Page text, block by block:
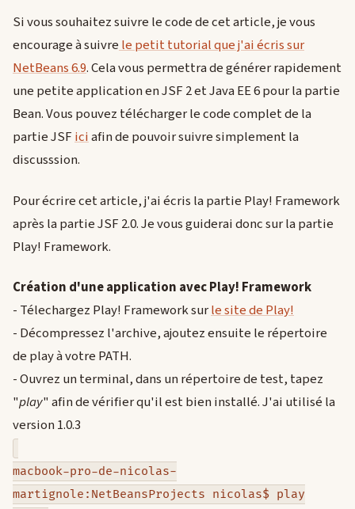
Si vous souhaitez suivre le code de cet article, je vous
encourage à suivrele petit tutorial que j'ai écris sur
NetBeans 6.9. Cela vous permettra de générer rapidement
une petite application en JSF 2 et Java EE 6 pour la partie
Bean. Vous pouvez télécharger le code complet de la
partie JSFiciafin de pouvoir suivre simplement la
discusssion.
Pour écrire cet article, j'ai écris la partie Play! Framework
après la partie JSF 2.0. Je vous guiderai donc sur la partie
Play! Framework.
Création d'une application avec Play! Framework
- Télechargez Play! Framework surle site de Play!
- Décompressez l'archive, ajoutez ensuite le répertoire
de play à votre PATH.
- Ouvrez un terminal, dans un répertoire de test, tapez
"play" afin de vérifier qu'il est bien installé. J'ai utilisé la
version 1.0.3
macbook-pro-de-nicolas-
martignole:NetBeansProjects nicolas$ play